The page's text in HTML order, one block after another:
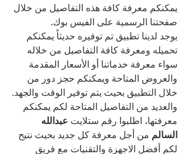
يمكنكم معرفة كافة هذه التفاصيل من خلال
صفحتنا الرسمية على الفيس بوك.
يوجد لدينا تطبيق تم توفيره حديثاً يمكنكم
تحميله ومعرفة كافة التفاصيل من خلاله
سواء معرفة خدماتنا أو الأسعار المقدمة
والعروض المتاحة ويمكنكم حجز دور من
خلال التطبيق بحيث يتم توفير الوقت والجهد.
والعديد من التفاصيل المتاحة لكم يمكنكم
معرفتها، اطلبوا رقم ستلايت عبدالله
السالم من أجل معرفة كل جديد بحيث نتيح
لكم أفضل الاجهزة والتقنيات مع فريق